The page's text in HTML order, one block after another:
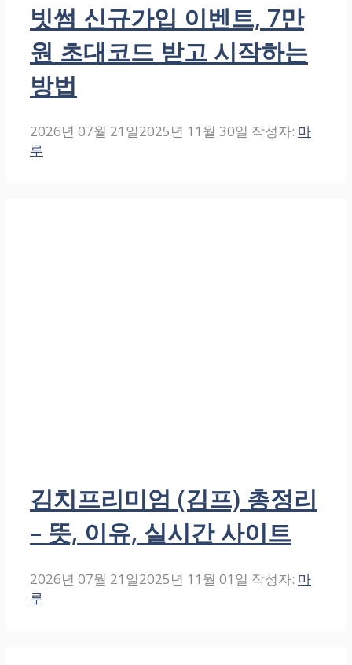
빗썸 신규가입 이벤트, 7만
원 초대코드 받고 시작하는
방법
2026년 07월 21일2025년 11월 30일 작성자: 마
루
김치프리미엄 (김프) 총정리
– 뜻, 이유, 실시간 사이트
2026년 07월 21일2025년 11월 01일 작성자: 마
루